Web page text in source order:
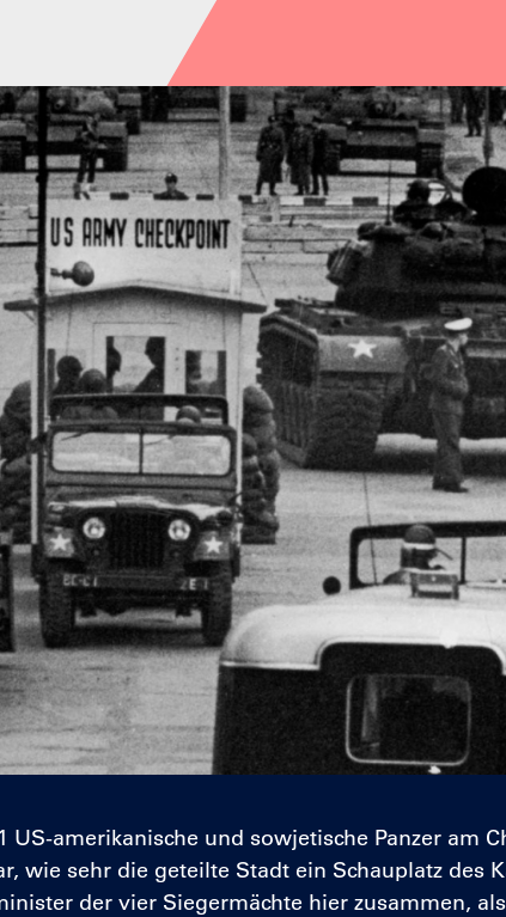
US-amerikanische und sowjetische Panzer am
wie sehr die geteilte Stadt ein Schauplatz des
der vier Siegermächte hier zusammen,